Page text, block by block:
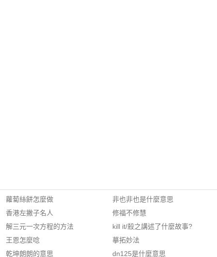
蘿蔔絲餅怎麼做
香港左撇子名人
解三元一次方程的方法
王恩怎麼唸
乾坤朗朗的意思
非也非也是什麼意思
修福不修慧
kill it/殺之講述了什麼故事?
摹拓妙法
dn125是什麼意思